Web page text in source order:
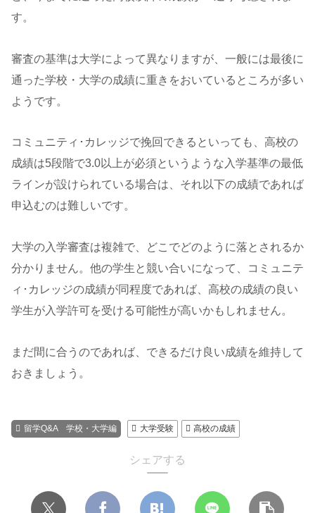
す。
審査の基準は大学によって異なりますが、一般には最後に
通った学校・大学の成績に重きをおいているところが多い
ようです。
コミュニティ･カレッジで挽回できるといっても、高校の
成績は5段階で3.0以上が必須というような入学基準の最低
ラインが設けられている場合は、それ以下の成績であれば
申込むのは難しいです。
大学の入学審査は複雑で、どこでどのように落とされるか
分かりません。他の学生と競い合いになって、コミュニテ
ィ･カレッジの成績が同程度であれば、高校の成績の良い
学生が入学許可を受ける可能性が高いかもしれません。
まだ間に合うのであれば、できるだけ良い成績を維持して
おきましょう。
留学Q&A 学校・大学編 大学受験 高校の成績
シェアする